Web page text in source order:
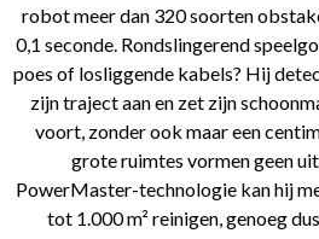
robot meer dan 320 soorten
0,1 seconde. Rondslingerend
poes of losliggende kabels? Hij
zijn traject aan en zet zijn
voort, zonder ook maar een
grote ruimtes vormen geen
PowerMaster-technologie kan hij
tot 1.000 m² reinigen, genoeg